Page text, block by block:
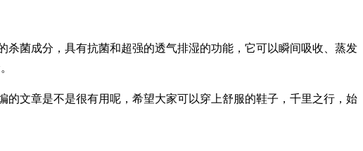
菌成分，具有抗菌和超强的透气排湿的功能，它可以瞬间吸收、蒸发
文章是不是很有用呢，希望大家可以穿上舒服的鞋子，千里之行，始